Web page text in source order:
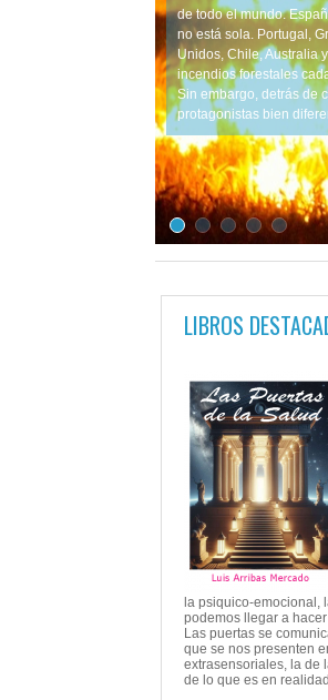
de todo el mundo.
no está sola. Portugal,
Unidos, Chile, Australia
incendios forestales
Sin embargo, detrás de
protagonistas bien
LIBROS
la psiquico-emocional,
podemos llegar a
Las puertas se
que se nos presenten
extrasensoriales, la de
de lo que es en